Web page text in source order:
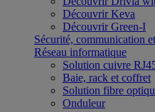
Découvrir Keva
Découvrir Green-I
Sécurité, communication
Réseau informatique
Solution cuivre
Baie, rack et coffret
Solution fibre
Onduleur